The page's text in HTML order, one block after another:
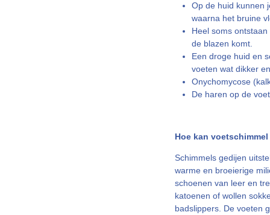
Op de huid kunnen
waarna het bruine
Heel soms
de blazen komt.
Een droge huid en
voeten wat dikker
Onychomycose
De haren op de
Hoe kan
Schimmels gedijen
warme en broeierige
schoenen van leer en
katoenen of wollen
badslippers. De voeten